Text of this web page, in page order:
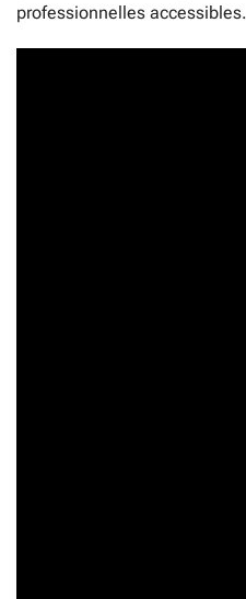
professionnelles accessibles.